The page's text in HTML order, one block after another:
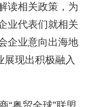
读相关政策，为
业代表们就相关
企业意向出海地
展现出积极融入